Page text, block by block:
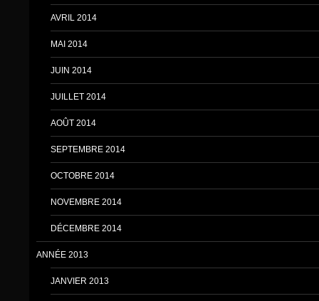
AVRIL 2014
MAI 2014
JUIN 2014
JUILLET 2014
AOÛT 2014
SEPTEMBRE 2014
OCTOBRE 2014
NOVEMBRE 2014
DÉCEMBRE 2014
ANNÉE 2013
JANVIER 2013